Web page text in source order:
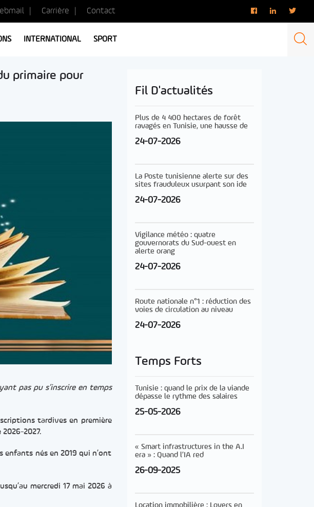
Carrière Contact
INTERNATIONAL SPORT
primaire pour
pas pu s’inscrire en temps
tardives en première
2027.
enfants nés en 2019 qui n’ont
mercredi 17 mai 2026 à
Fil D'actualités
Plus de 4 400 hectares de forêt
ravagés en Tunisie, une hausse de
24-07-2026
La Poste tunisienne alerte sur des
sites frauduleux usurpant son ide
24-07-2026
Vigilance météo : quatre
gouvernorats du Sud-ouest en
alerte orang
24-07-2026
Route nationale n°1 : réduction des
voies de circulation au niveau
24-07-2026
Temps Forts
Tunisie : quand le prix de la viande
dépasse le rythme des salaires
25-05-2026
« Smart infrastructures in the A.I
era » : Quand l’IA red
26-09-2025
Location immobilière : Loyers en